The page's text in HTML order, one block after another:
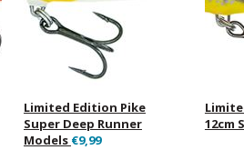
Limited Edition Pike
Super Deep Runner
Models €9,99
12cm